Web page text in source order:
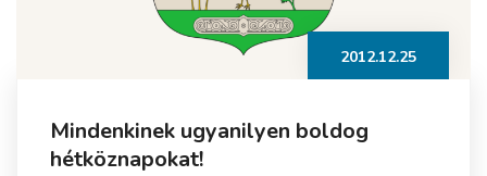
2012.12.25
Mindenkinek ugyanilyen boldog
hétköznapokat!